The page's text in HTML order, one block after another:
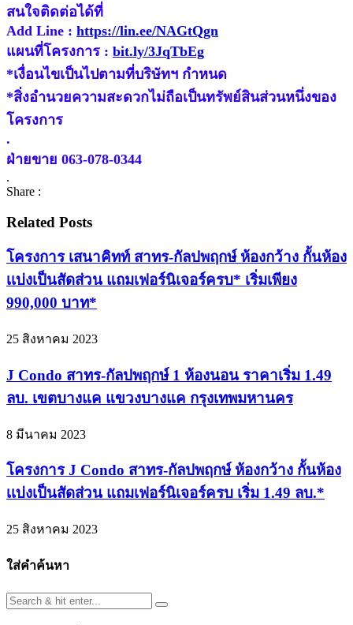
สนใจติดต่อได้ที่
Add Line : https://lin.ee/NAGtQgn
แผนที่โครงการ : bit.ly/3JqTbEg
*เงื่อนไขเป็นไปตามที่บริษัทฯ กำหนด
*สิ่งอำนวยความสะดวกไม่ถือเป็นทรัพย์สินส่วนหนึ่งของ
โครงการ
.
ฝ่ายขาย 063-078-0344
.
Share :
Related Posts
โครงการ เสนาคิทท์ สาทร-กัลปพฤกษ์ ห้องกว้าง กั้นห้อง
เเบ่งเป็นสัดส่วน แถมเฟอร์นิเจอร์ครบ* เริ่มเพียง
990,000 บาท*
25 สิงหาคม 2023
J Condo สาทร-กัลปพฤกษ์ 1 ห้องนอน ราคาเริ่ม 1.49
ลบ. เขตบางแค แขวงบางแค กรุงเทพมหานคร
8 มีนาคม 2023
โครงการ J Condo สาทร-กัลปพฤกษ์ ห้องกว้าง กั้นห้อง
เเบ่งเป็นสัดส่วน แถมเฟอร์นิเจอร์ครบ เริ่ม 1.49 ลบ.*
25 สิงหาคม 2023
ใส่คำค้นหา